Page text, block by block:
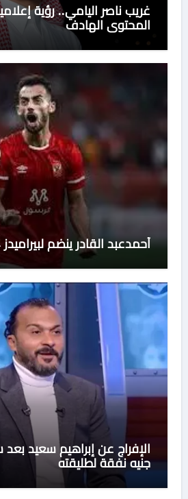
غريب ناصر اليامي.. رؤية
المحتوى الهادف
أحمدعبد القادر ينضم لبيراميدز 4 مواسم
جنيه نفقة لطليقته